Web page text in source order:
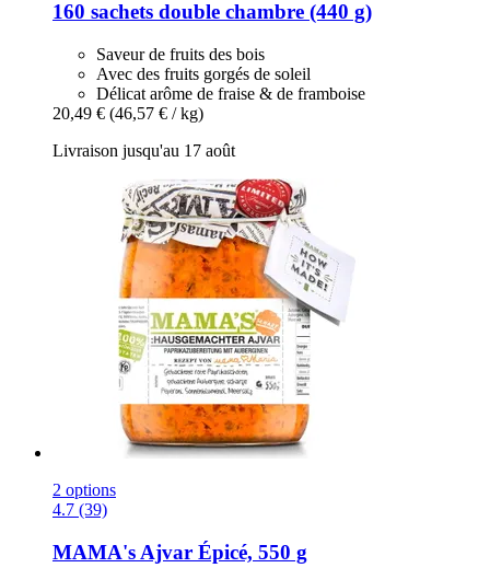
160 sachets double chambre (440 g)
Saveur de fruits des bois
Avec des fruits gorgés de soleil
Délicat arôme de fraise & de framboise
20,49 € (46,57 € / kg)
Livraison jusqu'au 17 août
2 options
4.7 (39)
MAMA's Ajvar Épicé, 550 g